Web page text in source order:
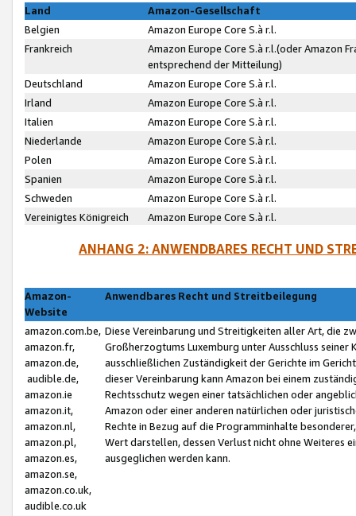
Land
Amazon-Gesellschaft
Belgien
Amazon Europe Core S.à r.l.
Frankreich
Amazon Europe Core S.à r.l.(oder Amazon
entsprechend der Mitteilung)
Deutschland
Amazon Europe Core S.à r.l.
Irland
Amazon Europe Core S.à r.l.
Italien
Amazon Europe Core S.à r.l.
Niederlande
Amazon Europe Core S.à r.l.
Polen
Amazon Europe Core S.à r.l.
Spanien
Amazon Europe Core S.à r.l.
Schweden
Amazon Europe Core S.à r.l.
Vereinigtes Königreich
Amazon Europe Core S.à r.l.
ANHANG 2: ANWENDBARES RECHT UND
Amazon-
Website
Anwendbares Recht und Streitbeilegung
amazon.com.be,
amazon.fr,
amazon.de,
audible.de,
amazon.ie
amazon.it,
amazon.nl,
amazon.pl,
amazon.es,
amazon.se,
amazon.co.uk,
audible.co.uk
Diese Vereinbarung und Streitigkeiten aller Art, die
Großherzogtums Luxemburg unter Ausschluss
ausschließlichen Zuständigkeit der Gerichte im
dieser Vereinbarung kann Amazon bei einem
Rechtsschutz wegen einer tatsächlichen oder
Amazon oder einer anderen natürlichen oder
Rechte in Bezug auf die Programminhalte
Wert darstellen, dessen Verlust nicht ohne Weiteres
ausgeglichen werden kann.